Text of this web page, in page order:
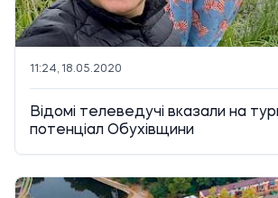
11:24, 18.05.2020
Відомі телеведучі вказали на
потенціал Обухівщини